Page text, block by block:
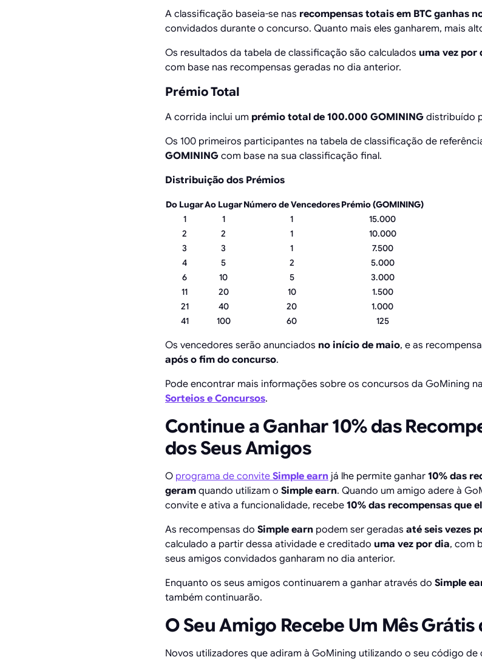
A classificação baseia-se nas recompensas totais em BTC ganhas
convidados durante o concurso. Quanto mais eles ganharem, mais
Os resultados da tabela de classificação são calculados uma vez por
com base nas recompensas geradas no dia anterior.
Prémio Total
A corrida inclui um prémio total de 100.000 GOMINING distribuído
Os 100 primeiros participantes na tabela de classificação de
GOMINING com base na sua classificação final.
Distribuição dos Prémios
Do LugarAo LugarNúmero de VencedoresPrémio (GOMINING)
1
1 1
15.000
2
2 1
10.000
3
3 1
7.500
4
5 2
5.000
6
10 5
3.000
11
20 10
1.500
21
40 20
1.000
41
100 60 125
Os vencedores serão anunciados no início de maio, e as
após o fim do concurso.
Pode encontrar mais informações sobre os concursos da GoMining
Sorteios e Concursos.
Continue a Ganhar 10% das
dos Seus Amigos
O programa de convite Simple earn já lhe permite ganhar 10% das
geram quando utilizam o Simple earn. Quando um amigo adere à
convite e ativa a funcionalidade, recebe 10% das recompensas que
As recompensas do Simple earn podem ser geradas até seis vezes
calculado a partir dessa atividade e creditado uma vez por dia, com
seus amigos convidados ganharam no dia anterior.
Enquanto os seus amigos continuarem a ganhar através do Simple
também continuarão.
O Seu Amigo Recebe Um Mês
Novos utilizadores que adiram à GoMining utilizando o seu código